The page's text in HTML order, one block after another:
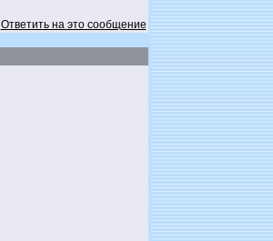
Ответить на это сообщение